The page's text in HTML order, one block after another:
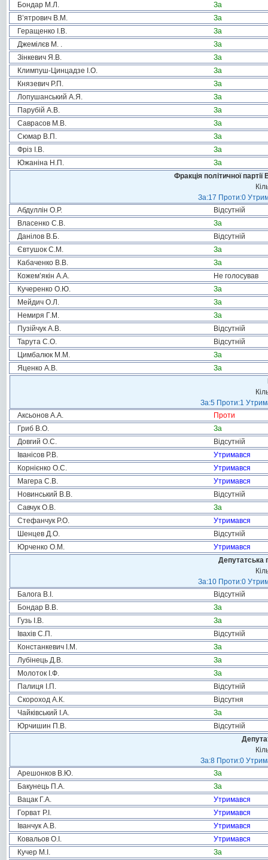
Бондар М.Л.
За
В’ятрович В.М.
За
Геращенко І.В.
За
Джемілєв М. .
За
Зінкевич Я.В.
За
Климпуш-Цинцадзе І.О.
За
Князевич Р.П.
За
Лопушанський А.Я.
За
Парубій А.В.
За
Саврасов М.В.
За
Сюмар В.П.
За
Фріз І.В.
За
Южаніна Н.П.
За
Фракція політичної
За:17 Проти:0
Абдуллін О.Р.
Відсутній
Власенко С.В.
За
Данілов В.Б.
Відсутній
Євтушок С.М.
За
Кабаченко В.В.
За
Кожем’якін А.А.
Не голосував
Кучеренко О.Ю.
За
Мейдич О.Л.
За
Немиря Г.М.
За
Пузійчук А.В.
Відсутній
Тарута С.О.
Відсутній
Цимбалюк М.М.
За
Яценко А.В.
За
За:5 Проти:1
Аксьонов А.А.
Проти
Гриб В.О.
За
Довгий О.С.
Відсутній
Іванісов Р.В.
Утримався
Корнієнко О.С.
Утримався
Магера С.В.
Утримався
Новинський В.В.
Відсутній
Савчук О.В.
За
Стефанчук Р.О.
Утримався
Шенцев Д.О.
Відсутній
Юрченко О.М.
Утримався
Депутатська
За:10 Проти:0
Балога В.І.
Відсутній
Бондар В.В.
За
Гузь І.В.
За
Івахів С.П.
Відсутній
Констанкевич І.М.
За
Лубінець Д.В.
За
Молоток І.Ф.
За
Палиця І.П.
Відсутній
Скороход А.К.
Відсутня
Чайківський І.А.
За
Юрчишин П.В.
Відсутній
За:8 Проти:0
Арешонков В.Ю.
За
Бакунець П.А.
За
Вацак Г.А.
Утримався
Горват Р.І.
Утримався
Іванчук А.В.
Утримався
Ковальов О.І.
Утримався
Кучер М.І.
За